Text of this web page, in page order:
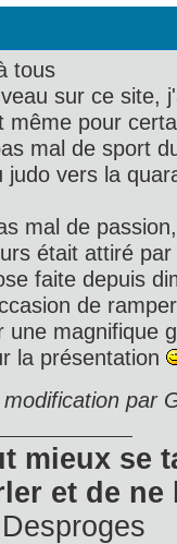
tous
sur ce site,
même pour
mal de sport
judo vers la
mal de
était attiré
faite depuis
de
une magnifique
la présentation
par
mieux se
et de